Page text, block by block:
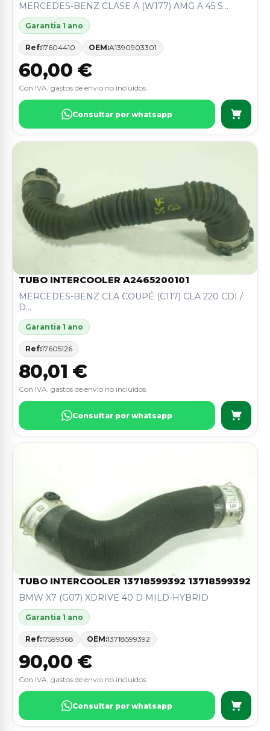
MERCEDES-BENZ CLASE A (W177) AMG A 45 S...
Garantia 1 ano
Ref:17604410 OEM:A1390903301
60,00 €
Con IVA, gastos de envio no incluidos.
Consultar por whatsapp
TUBO INTERCOOLER A2465200101
MERCEDES-BENZ CLA COUPÉ (C117) CLA 220 CDI /
D...
Garantia 1 ano
Ref:17605126
80,01 €
Con IVA, gastos de envio no incluidos.
Consultar por whatsapp
TUBO INTERCOOLER 13718599392 13718599392
BMW X7 (G07) XDRIVE 40 D MILD-HYBRID
Garantia 1 ano
Ref:17599368 OEM:13718599392
90,00 €
Con IVA, gastos de envio no incluidos.
Consultar por whatsapp